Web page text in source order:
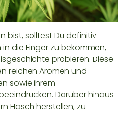
bist, solltest Du definitiv
die Finger zu bekommen,
probieren. Diese
reichen Aromen und
sowie ihrem
Darüber hinaus
Hasch herstellen, zu